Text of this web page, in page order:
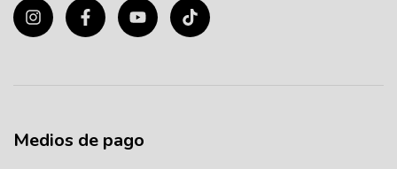
Medios de pago